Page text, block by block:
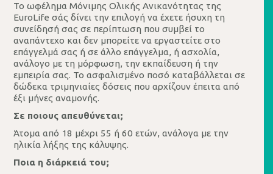
Το ωφέλημα Μόνιμης Ολικής Ανικανότητας της
EuroLife σάς δίνει την επιλογή να έχετε ήσυχη τη
συνείδησή σας σε περίπτωση που συμβεί το
αναπάντεχο και δεν μπορείτε να εργαστείτε στο
επάγγελμά σας ή σε άλλο επάγγελμα, ή ασχολία,
ανάλογο με τη μόρφωση, την εκπαίδευση ή την
εμπειρία σας. Το ασφαλισμένο ποσό καταβάλλεται σε
δώδεκα τριμηνιαίες δόσεις που αρχίζουν έπειτα από
έξι μήνες αναμονής.
Σε ποιους απευθύνεται;
Άτομα από 18 μέχρι 55 ή 60 ετών, ανάλογα με την
ηλικία λήξης της κάλυψης.
Ποια η διάρκειά του;